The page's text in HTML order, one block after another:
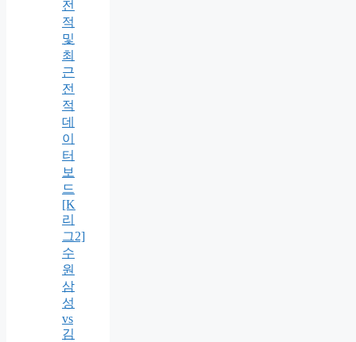
전
적
및
최
근
전
적
데
이
터
보
드
[K
리
그2]
수
원
삼
성
vs
김